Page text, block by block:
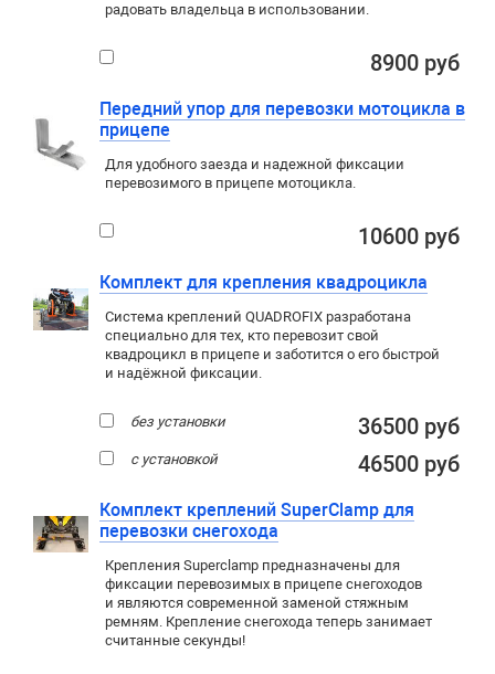
радовать владельца в использовании.
8900 руб
Передний упор для перевозки мотоцикла в
прицепе
Для удобного заезда и надежной фиксации
перевозимого в прицепе мотоцикла.
10600 руб
Комплект для крепления квадроцикла
Система креплений QUADROFIX разработана
специально для тех, кто перевозит свой
квадроцикл в прицепе и заботится о его быстрой
и надёжной фиксации.
без установки 36500 руб
с установкой 46500 руб
Комплект креплений SuperClamp для
перевозки снегохода
Крепления Superclamp предназначены для
фиксации перевозимых в прицепе снегоходов
и являются современной заменой стяжным
ремням. Крепление снегохода теперь занимает
считанные секунды!